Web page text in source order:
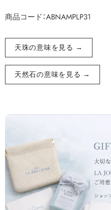
商品コード：ABNAMPLP31
天珠の意味を見る →
天然石の意味を見る →